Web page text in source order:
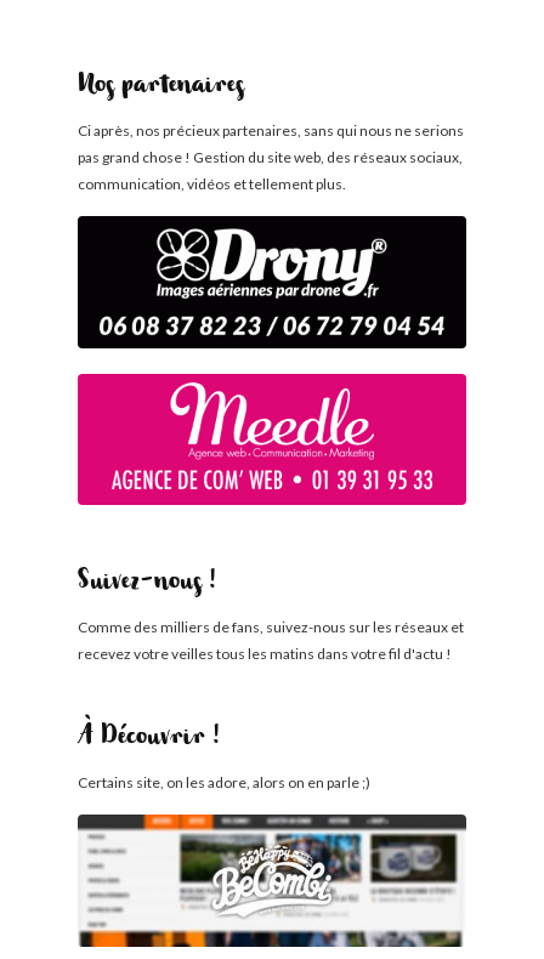
Nos partenaires
Ci après, nos précieux partenaires, sans qui nous ne serions
pas grand chose ! Gestion du site web, des réseaux sociaux,
communication, vidéos et tellement plus.
Suivez-nous !
Comme des milliers de fans, suivez-nous sur les réseaux et
recevez votre veilles tous les matins dans votre fil d'actu !
À Découvrir !
Certains site, on les adore, alors on en parle ;)